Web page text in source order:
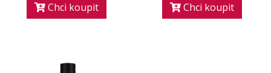
Chci koupit Chci koupit